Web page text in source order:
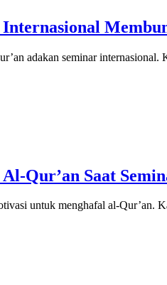
adakan seminar internasional.
Qur’an Saat
untuk menghafal al-Qur’an.